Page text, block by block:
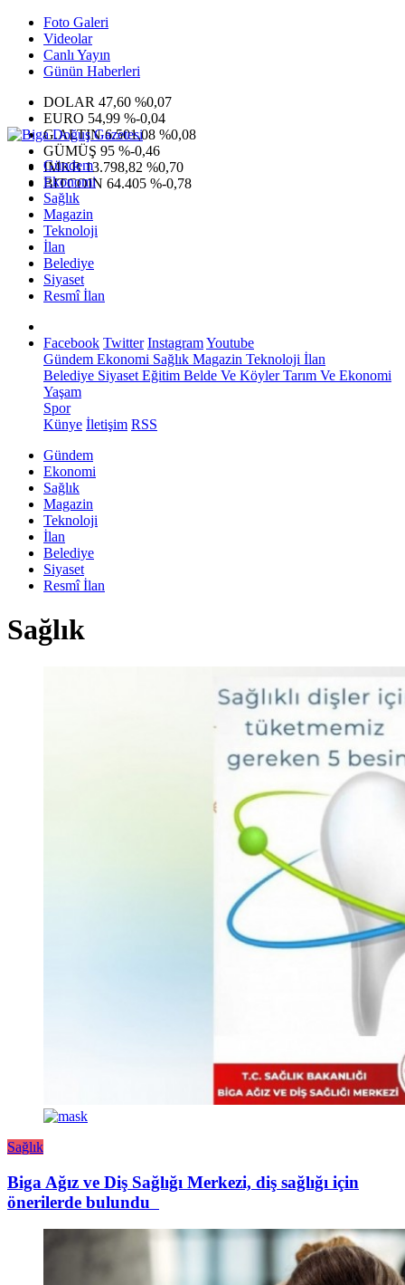
Foto Galeri
Videolar
Canlı Yayın
Günün Haberleri
DOLAR 47,60 %0,07
EURO 54,99 %-0,04
G.ALTIN6.501,08 %0,08
GÜMÜŞ 95 %-0,46
IMKB13.798,82 %0,70
BITCOIN 64.405 %-0,78
Gündem
Ekonomi
Sağlık
Magazin
Teknoloji
İlan
Belediye
Siyaset
Resmî İlan
Facebook Twitter InstagramYoutube
Gündem Ekonomi Sağlık Magazin Teknoloji İlan
Belediye Siyaset Eğitim Belde Ve KöylerTarım Ve Ekonomi
Yaşam
Spor
Künye İletişim RSS
Gündem
Ekonomi
Sağlık
Magazin
Teknoloji
İlan
Belediye
Siyaset
Resmî İlan
Sağlık
Sağlık
Biga Ağız ve Diş Sağlığı Merkezi, diş sağlığı için
önerilerde bulundu